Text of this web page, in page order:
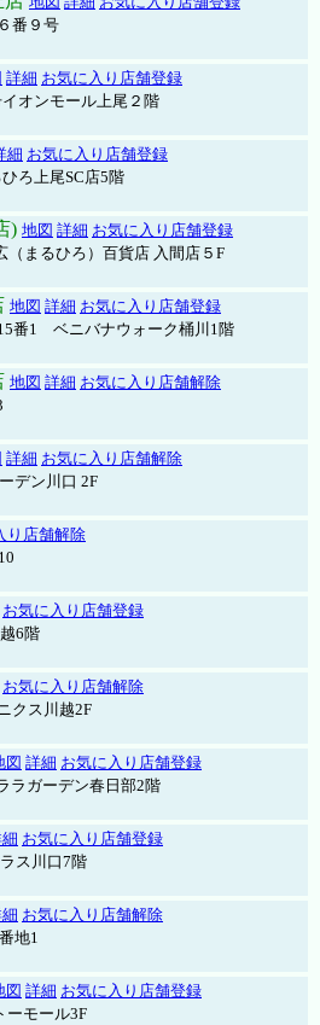
番９号
詳細 お気に入り店舗登録
オンモール上尾２階
細 お気に入り店舗登録
ろ上尾SC店5階
) 地図 詳細 お気に入り店舗登録
まるひろ）百貨店 入間店５F
地図 詳細 お気に入り店舗登録
番1 ベニバナウォーク桶川1階
地図 詳細 お気に入り店舗解除
詳細 お気に入り店舗解除
デン川口 2F
り店舗解除
お気に入り店舗登録
6階
お気に入り店舗解除
クス川越2F
図 詳細 お気に入り店舗登録
ラガーデン春日部2階
お気に入り店舗登録
ス川口7階
お気に入り店舗解除
地1
図 詳細 お気に入り店舗登録
ーモール3F